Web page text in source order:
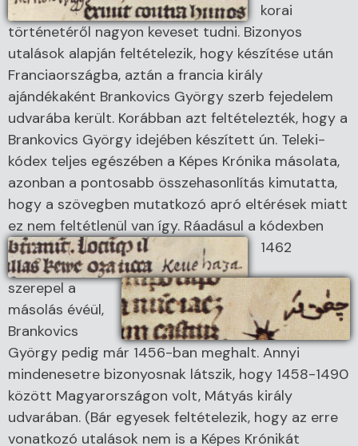
korai
történetéről nagyon keveset tudni. Bizonyos
utalások alapján feltételezik, hogy készítése után
Franciaországba, aztán a francia király
ajándékaként Brankovics György szerb fejedelem
udvarába került. Korábban azt feltételezték, hogy a
Brankovics György idejében készített ún. Teleki-
kódex teljes egészében a Képes Krónika másolata,
azonban a pontosabb összehasonlítás kimutatta,
hogy a szövegben mutatkozó apró eltérések miatt
ez nem feltétlenül van így. Ráadásul a kódexben
1462
szerepel a
másolás évéül,
Brankovics
György pedig már 1456-ban meghalt. Annyi
mindenesetre bizonyosnak látszik, hogy 1458-1490
között Magyarországon volt, Mátyás király
udvarában. (Bár egyesek feltételezik, hogy az erre
vonatkozó utalások nem is a Képes Krónikát